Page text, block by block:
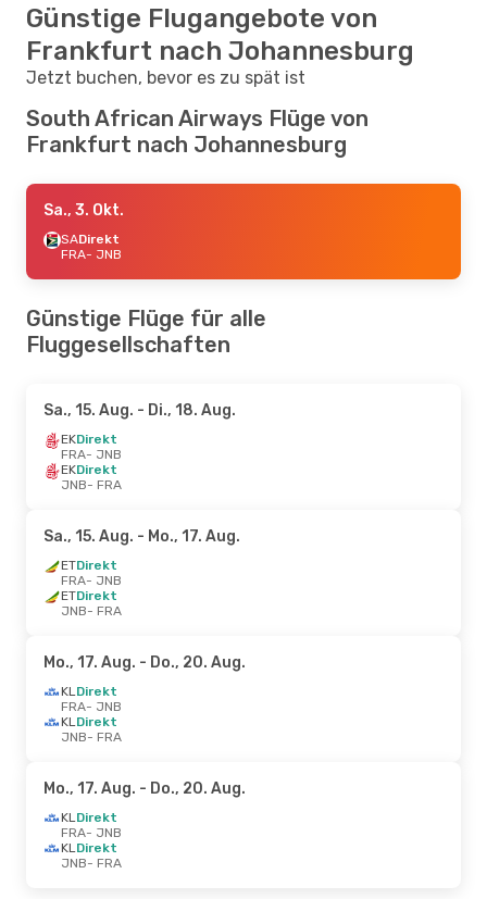
Günstige Flugangebote von
Frankfurt nach Johannesburg
Jetzt buchen, bevor es zu spät ist
South African Airways Flüge von
Frankfurt nach Johannesburg
Sa., 3. Okt.
SADirekt
FRA- JNB
Günstige Flüge für alle
Fluggesellschaften
Sa., 15. Aug. - Di., 18. Aug.
EKDirekt
FRA- JNB
EKDirekt
JNB- FRA
Sa., 15. Aug. - Mo., 17. Aug.
ETDirekt
FRA- JNB
ETDirekt
JNB- FRA
Mo., 17. Aug. - Do., 20. Aug.
KLDirekt
FRA- JNB
KLDirekt
JNB- FRA
Mo., 17. Aug. - Do., 20. Aug.
KLDirekt
FRA- JNB
KLDirekt
JNB- FRA